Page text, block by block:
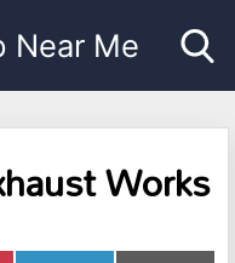
Works